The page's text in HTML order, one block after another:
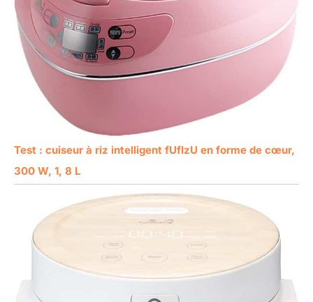
Test : cuiseur à riz intelligent fUfIzU en forme de cœur,
300 W, 1, 8 L